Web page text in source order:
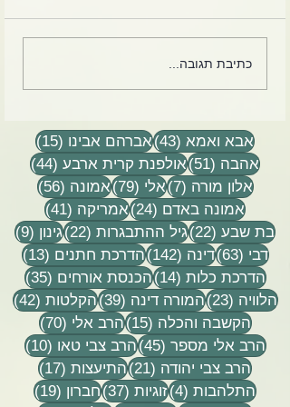
באחד המפגשים שלנו עם
לי מזה?
כתיבת תגובה...
אבא ואמא (43) 43 פוסטים
אברהם אבינו (15)
15 פוסטים
אהבה (51) 51 פוסטים
אולפנת קרית ארבע (44)
44 פוסטים
אלון מורה (7) 7 פוסטיםאלי (79) 79 פוסטים
אמונה (56)
56 פוסטים
אמונה באדם (24) 24 פוסטים
אמריקה (41)
41 פוסטים
בת שבע (22) 22 פוסטים
גיל ההתבגרות (22) 22 פוסטים
גינון (9)
9 פוסטים
דבי (63) 63 פוסטים
דינה (142) 142 פוסטים
הדרכת חתנים (13)
13 פוסטים
הדרכת כלות (14) 14 פוסטים
הכנסת אורחים (35)
35 פוסטים
הלוויה (23) 23 פוסטים
המורה דינה (39) 39 פוסטים
הקלטות (42)
42
הקשבה והכלה (15) 15 פוסטים
הרב אלי (70)
70 פוסטים
הרב אלי מספר (45) 45 פוסטים
הרב צבי טאו (10)
10 פוסטים
הרב צבי יהודה (21) 21 פוסטים
התיעצות (17)
17 פוסטים
התלהבות (4) 4 פוסטיםזוגיות (37) 37 פוסטים
חברון (19)
19 פוסטים